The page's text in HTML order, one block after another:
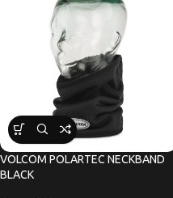
VOLCOM POLARTEC NECKBAND
BLACK